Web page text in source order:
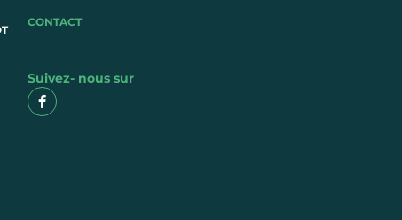
CONTACT
Suivez- nous sur